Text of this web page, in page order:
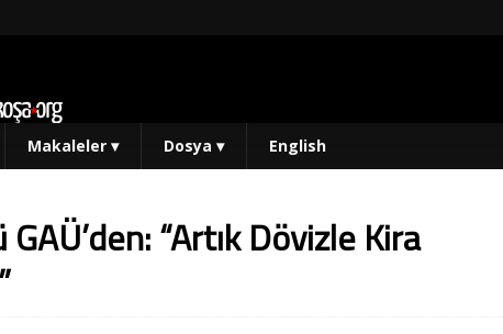
Makaleler ▾ Dosya ▾ English
GAÜ’den: “Artık Dövizle Kira